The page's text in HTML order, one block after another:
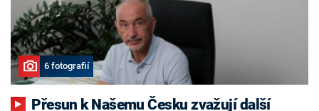
6 fotografií